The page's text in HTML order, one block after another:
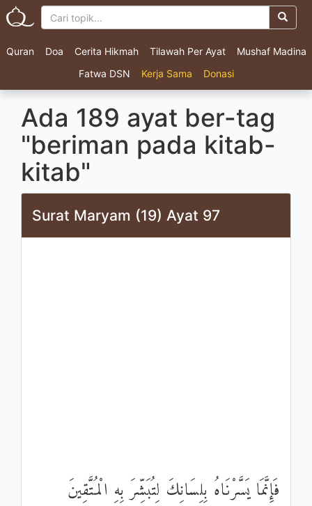
Quran Doa Cerita Hikmah Tilawah Per Ayat
Mushaf Madina
Fatwa DSN
Kerja Sama Donasi
Ada 189 ayat ber-tag
"beriman pada kitab-
kitab"
Surat Maryam (19) Ayat 97
فَإِنَّمَا يَسَّرْنَاهُ بِلِسَانِكَ لِتُبَشِّرَ بِهِ الْمُتَّقِينَ